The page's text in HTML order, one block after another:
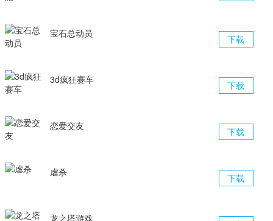
下载
宝石总动员
下载
3d疯狂赛车
下载
恋爱交友
下载
虐杀
龙之塔游戏